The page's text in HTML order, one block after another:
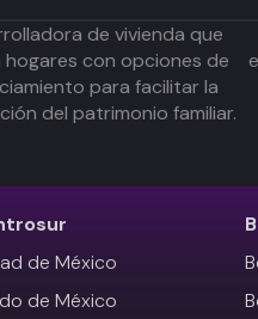
de vivienda que
hogares con opciones de
para facilitar la
del patrimonio familiar.
de México
de México